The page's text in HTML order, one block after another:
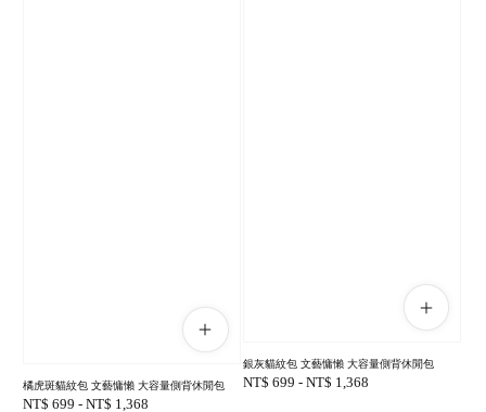
橘虎斑貓紋包 文藝慵懶 大容量側背休閒包
Regular
NT$ 699 - NT$ 1,368
銀灰貓紋包 文藝慵懶 大容量側背休閒包
Regular
NT$ 699 - NT$ 1,368